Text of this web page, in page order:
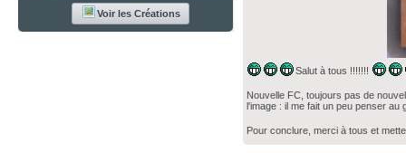
Voir les Créations
Salut à tous !!!!!!!
Nouvelle FC, toujours pas de
l'image : il me fait un peu penser
Pour conclure, merci à tous et